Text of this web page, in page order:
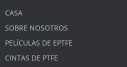
CASA
SOBRE NOSOTROS
PELÍCULAS DE EPTFE
CINTAS DE PTFE